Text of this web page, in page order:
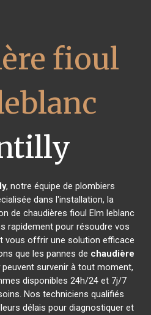
fioul
, notre équipe de plombiers
dans l'installation, la
de chaudières fioul Elm leblanc
rapidement pour résoudre vos
vous offrir une solution efficace
que les pannes de chaudière
peuvent survenir à tout moment,
disponibles 24h/24 et 7j/7
Nos techniciens qualifiés
délais pour diagnostiquer et